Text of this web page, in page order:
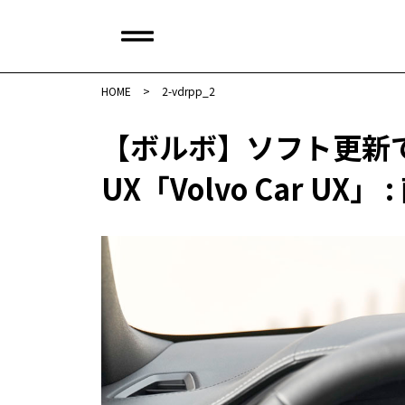
HOME > 2-vdrpp_2
【ボルボ】ソフト更
UX「Volvo Car UX」